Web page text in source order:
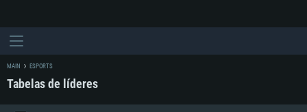
MAIN ESPORTS
Tabelas de líderes